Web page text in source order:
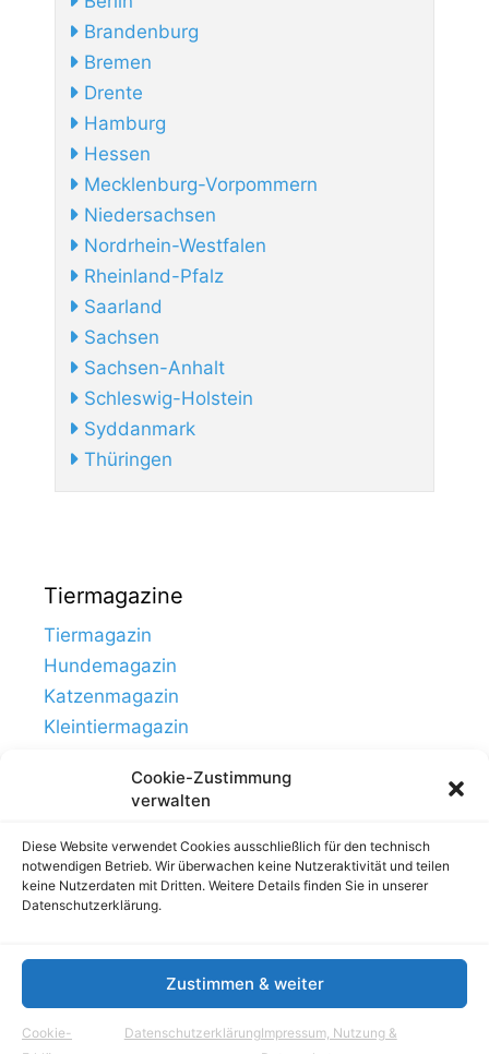
Cookie-Zustimmung
verwalten
Diese Website verwendet Cookies ausschließlich für den technisch
notwendigen Betrieb. Wir überwachen keine Nutzeraktivität und teilen
keine Nutzerdaten mit Dritten. Weitere Details finden Sie in unserer
Datenschutzerklärung.
Zustimmen & weiter
Cookie-
DatenschutzerklärungImpressum, Nutzung &
Brandenburg
Bremen
Drente
Hamburg
Hessen
Mecklenburg-Vorpommern
Niedersachsen
Nordrhein-Westfalen
Rheinland-Pfalz
Saarland
Sachsen
Sachsen-Anhalt
Schleswig-Holstein
Syddanmark
Thüringen
Tiermagazine
Tiermagazin
Hundemagazin
Katzenmagazin
Kleintiermagazin